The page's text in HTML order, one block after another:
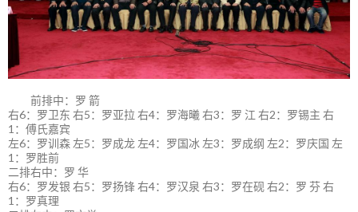
前排中：罗 箭
右6：罗卫东 右5：罗亚拉 右4：罗海曦 右3：罗 江 右2：罗锡主 右
1：傅氏嘉宾
左6：罗训森 左5：罗成龙 左4：罗国冰 左3：罗成纲 左2：罗庆国 左
1：罗胜前
二排右中：罗 华
右6：罗发银 右5：罗扬锋 右4：罗汉泉 右3：罗在砚 右2：罗 芬 右
1：罗真理